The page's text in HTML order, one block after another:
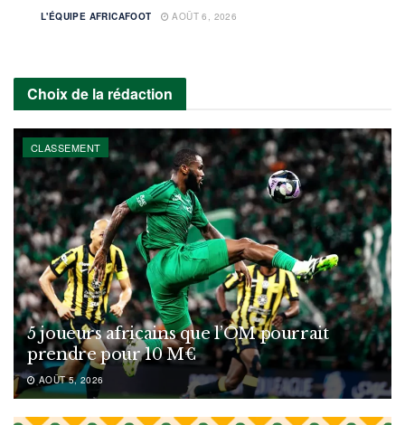
L'ÉQUIPE AFRICAFOOT AOÛT 6, 2026
Choix de la rédaction
CLASSEMENT
5 joueurs africains que l’OM pourrait
prendre pour 10 M€
AOÛT 5, 2026